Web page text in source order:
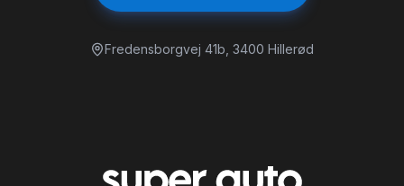
Fredensborgvej 41b 3400 Hillerød